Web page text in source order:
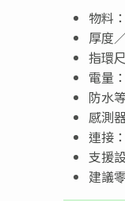
物料
厚度
指環
電量
防水
感測
連接
支援
建議